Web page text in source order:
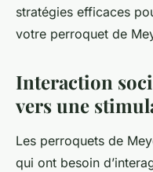
stratégies efficaces
votre perroquet de
Interaction
vers une
Les perroquets de
qui ont besoin